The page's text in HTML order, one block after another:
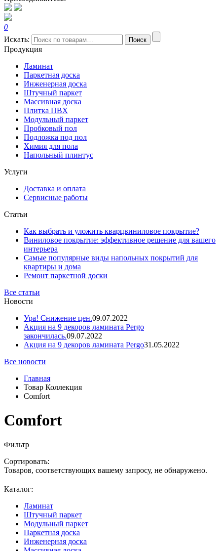
0
Искать:
Поиск
Продукция
Ламинат
Паркетная доска
Инженерная доска
Штучный паркет
Массивная доска
Плитка ПВХ
Модульный паркет
Пробковый пол
Подложка под пол
Химия для пола
Напольный плинтус
Услуги
Доставка и оплата
Сервисные работы
Статьи
Как выбрать и уложить кварцвиниловое покрытие?
Виниловое покрытие: эффективное решение для вашего
интерьера
Самые популярные виды напольных покрытий для
квартиры и дома
Ремонт паркетной доски
Все статьи
Новости
Ура! Снижение цен.09.07.2022
Акция на 9 декоров ламината Pergo
закончилась.09.07.2022
Акция на 9 декоров ламината Pergo31.05.2022
Все новости
Главная
Товар Коллекция
Comfort
Comfort
Фильтр
Сортировать:
Товаров, соответствующих вашему запросу, не обнаружено.
Каталог:
Ламинат
Штучный паркет
Модульный паркет
Паркетная доска
Инженерная доска